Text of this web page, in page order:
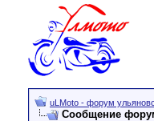
uLMoto - форум
Сообщение